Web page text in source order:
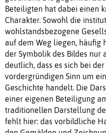
Beteiligten hat dabei einen
Charakter. Sowohl die
wohlstandsbezogene
auf dem Weg liegen, häufig
der Symbolik des Bildes nur
deutlich, dass es sich bei
vordergründigen Sinn um
Geschichte handelt. Die
einer eigenen Beteiligung
traditionellen Darstellung
fehlt hier: das vorbildliche